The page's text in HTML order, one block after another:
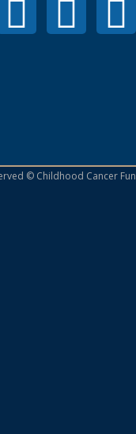
© Childhood Cancer